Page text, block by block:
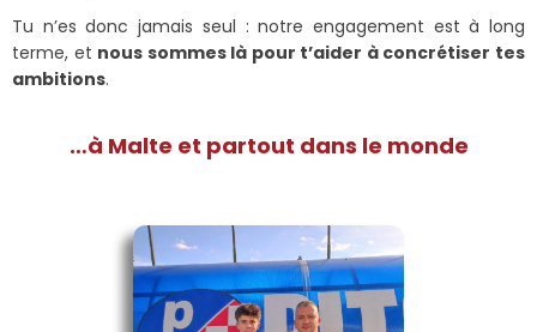
Tu n’es donc jamais seul : notre engagement est à long
terme, et nous sommes là pour t’aider à concrétiser tes
ambitions.
…à Malte et partout dans le monde